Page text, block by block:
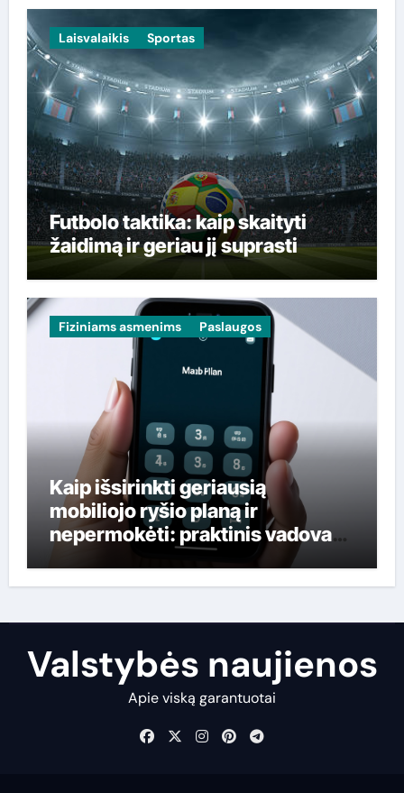
Laisvalaikis Sportas
Futbolo taktika: kaip skaityti
žaidimą ir geriau jį suprasti
Fiziniams asmenims Paslaugos
Kaip išsirinkti geriausią
mobiliojo ryšio planą ir
nepermokėti: praktinis vadovas
lietuviams
Valstybės naujienos
Apie viską garantuotai